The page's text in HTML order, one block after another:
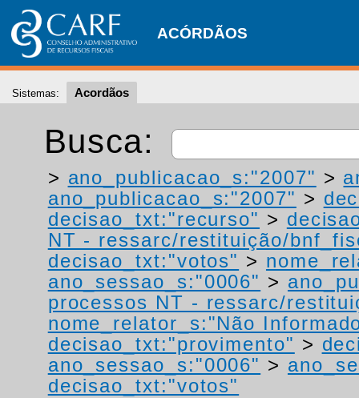
ACÓRDÃOS
Sistemas: Acordãos
Busca:
> ano_publicacao_s:"2007" >
ano_publicacao_s:"2007" >
decisao_txt:"recurso" >
NT - ressarc/restituição/
decisao_txt:"votos" >
ano_sessao_s:"0006" >
processos NT - ressarc/
nome_relator_s:"Não
decisao_txt:"provimento" >
ano_sessao_s:"0006" >
decisao_txt:"votos"